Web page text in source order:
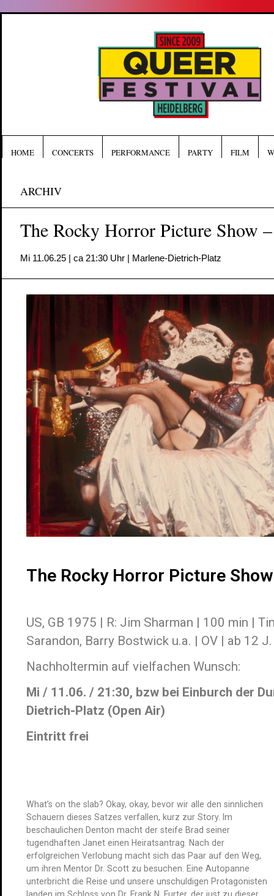
HOME CONCERTS PERFORMANCE PARTY FILM
ARCHIV
The Rocky Horror Picture Show
Mi 11.06.25 | ca 21:30 Uhr | Marlene-Dietrich-Platz
The Rocky Horror Picture Show
US, GB 1975 | R: Jim Sharman | 100 min |
Sarandon, Barry Bostwick u.a. | OV | ab 12 J.
Nachholtermin auf vielfachen Wunsch:
Mi / 11.06. / 21:30, bzw bei Einburch der
Dietrich-Platz (Open Air)
Eintritt frei
What’s on the slab? Okay, okay, bevor wir alle den sinnlichen
Schauern dieses Satzes verfallen, kurz zur Story. Im
beschaulichen Denton macht der steife Brad seiner
tugendhaften Janet einen Heiratsantrag. Nach der
erfolgreichen Verlobung macht sich das Paar auf den Weg,
um ihren Mentor Dr. Scott zu besuchen. Eine Autopanne
unterbricht die Reise und unsere unschuldigen Protagonisten
landen im Schloss von Dr. Frank N. Furter, der just zu dieser